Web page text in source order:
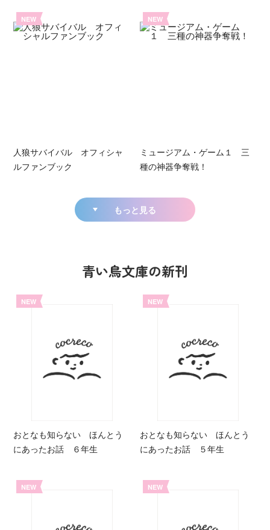
NEW
人狼サバイバル オフィシャ
ルファンブック
NEW
ミュージアム・ゲーム１ 三
種の神器争奪戦！
もっと見る
青い鳥文庫の新刊
NEW
おとなも知らない ほんとう
にあったお話 ６年生
NEW
おとなも知らない ほんとう
にあったお話 ５年生
NEW NEW